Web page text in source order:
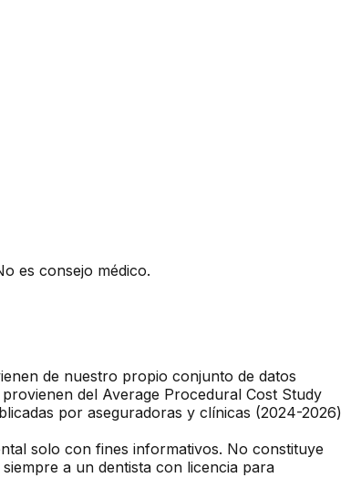
es consejo médico.
de nuestro propio conjunto de datos
del Average Procedural Cost Study
por aseguradoras y clínicas (2024-2026)
solo con fines informativos. No constituye
a un dentista con licencia para